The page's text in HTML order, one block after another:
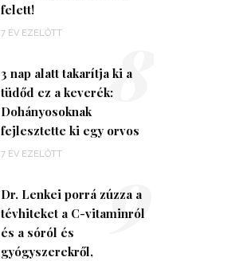
felett!
7 ÉV EZELŐTT
3 nap alatt takarítja ki a
tüdőd ez a keverék:
Dohányosoknak
fejlesztette ki egy orvos
7 ÉV EZELŐTT
8
Dr. Lenkei porrá zúzza a
tévhiteket a C-vitaminról
és a sóról és
gyógyszerekről,
9